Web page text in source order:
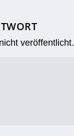
veröffentlicht.